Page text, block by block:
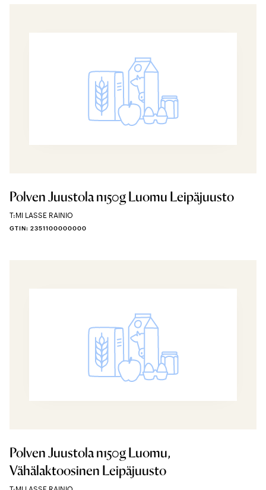
Polven Juustola n150g Luomu Leipäjuusto
T:MI LASSE RAINIO
GTIN: 2351100000000
Polven Juustola n150g Luomu,
Vähälaktoosinen Leipäjuusto